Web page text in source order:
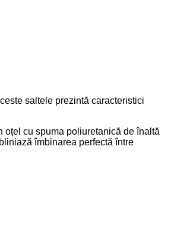
saltele prezintă caracteristici
oțel cu spuma poliuretanică de înaltă
îmbinarea perfectă între